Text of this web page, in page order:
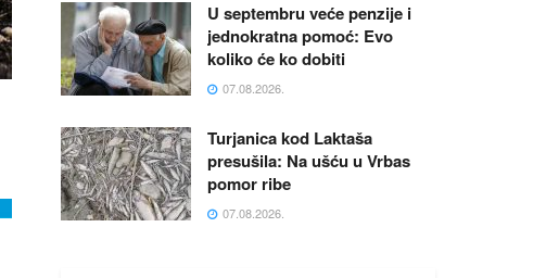
U septembru veće penzije i
jednokratna pomoć: Evo
koliko će ko dobiti
07.08.2026.
Turjanica kod Laktaša
presušila: Na ušću u Vrbas
pomor ribe
07.08.2026.